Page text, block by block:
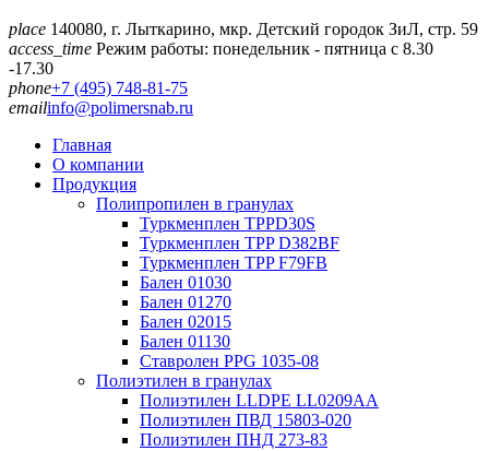
place 140080, г. Лыткарино, мкр. Детский городок ЗиЛ, стр. 59
access_time Режим работы: понедельник - пятница с 8.30
-17.30
phone+7 (495) 748-81-75
emailinfo@polimersnab.ru
Главная
О компании
Продукция
Полипропилен в гранулах
Туркменплен TPPD30S
Туркменплен TPP D382BF
Туркменплен TPP F79FB
Бален 01030
Бален 01270
Бален 02015
Бален 01130
Ставролен PPG 1035-08
Полиэтилен в гранулах
Полиэтилен LLDPE LL0209AA
Полиэтилен ПВД 15803-020
Полиэтилен ПНД 273-83